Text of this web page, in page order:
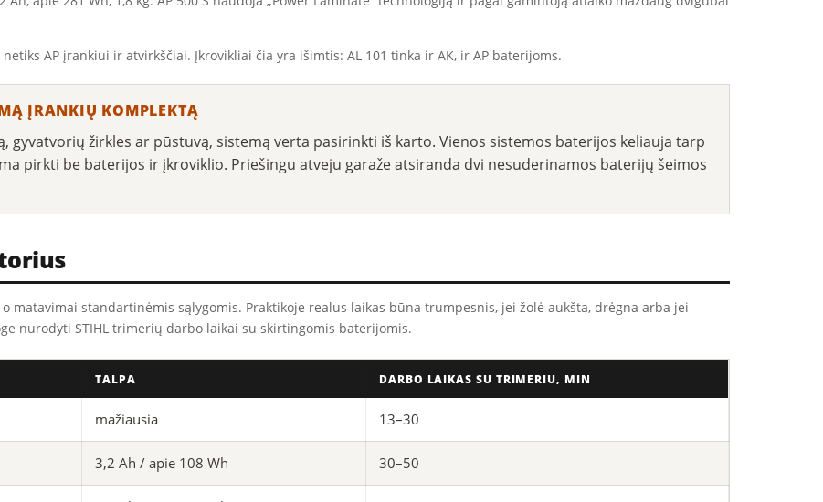
AP įrankiui ir atvirkščiai. Įkrovikliai čia yra išimtis: AL 101 tinka ir AK, ir AP baterijoms.
ĮRANKIŲ KOMPLEKTĄ
gyvatvorių žirkles ar pūstuvą, sistemą verta pasirinkti iš karto. Vienos sistemos baterijos keliauja tarp
pirkti be baterijos ir įkroviklio. Priešingu atveju garaže atsiranda dvi nesuderinamos baterijų šeimos
matavimai standartinėmis sąlygomis. Praktikoje realus laikas būna trumpesnis, jei žolė aukšta, drėgna arba jei
nurodyti STIHL trimerių darbo laikai su skirtingomis baterijomis.
TALPA DARBO LAIKAS SU TRIMERIU, MIN
mažiausia 13–30
3,2 Ah / apie 108 Wh 30–50